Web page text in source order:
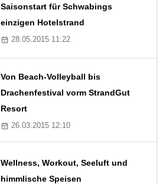
Saisonstart für Schwabings
einzigen Hotelstrand
28.05.2015 11:22
Von Beach-Volleyball bis
Drachenfestival vorm StrandGut
Resort
26.03.2015 12:10
Wellness, Workout, Seeluft und
himmlische Speisen